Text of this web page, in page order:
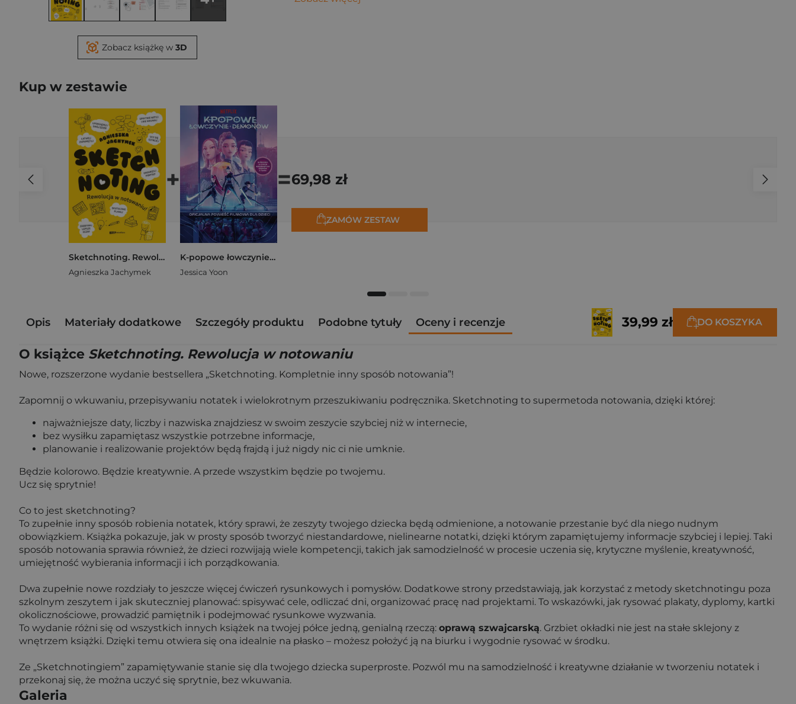
Zobacz książkę w 3D
Kup w zestawie
Sketchnoting. Rewolucja w notowaniu
Agnieszka Jachymek
+
K-popowe łowczynie demonów. Oficjalna powieść filmowa dla dzieci
Jessica Yoon
=69,98 zł
ZAMÓW ZESTAW
Opis Materiały dodatkowe Szczegóły produktu Podobne tytuły Oceny i recenzje 39,99 zł DO KOSZYKA
O książce Sketchnoting. Rewolucja w notowaniu
Nowe, rozszerzone wydanie bestsellera „Sketchnoting. Kompletnie inny sposób notowania”!
Zapomnij o wkuwaniu, przepisywaniu notatek i wielokrotnym przeszukiwaniu podręcznika. Sketchnoting to supermetoda notowania, dzięki której:
najważniejsze daty, liczby i nazwiska znajdziesz w swoim zeszycie szybciej niż w internecie,
bez wysiłku zapamiętasz wszystkie potrzebne informacje,
planowanie i realizowanie projektów będą frajdą i już nigdy nic ci nie umknie.
Będzie kolorowo. Będzie kreatywnie. A przede wszystkim będzie po twojemu.
Ucz się sprytnie!
Co to jest sketchnoting?
To zupełnie inny sposób robienia notatek, który sprawi, że zeszyty twojego dziecka będą odmienione, a notowanie przestanie być dla niego nudnym
obowiązkiem. Książka pokazuje, jak w prosty sposób tworzyć niestandardowe, nielinearne notatki, dzięki którym zapamiętujemy informacje szybciej i lepiej. Taki
sposób notowania sprawia również, że dzieci rozwijają wiele kompetencji, takich jak samodzielność w procesie uczenia się, krytyczne myślenie, kreatywność,
umiejętność wybierania informacji i ich porządkowania.
Dwa zupełnie nowe rozdziały to jeszcze więcej ćwiczeń rysunkowych i pomysłów. Dodatkowe strony przedstawiają, jak korzystać z metody sketchnotingu poza
szkolnym zeszytem i jak skuteczniej planować: spisywać cele, odliczać dni, organizować pracę nad projektami. To wskazówki, jak rysować plakaty, dyplomy, kartki
okolicznościowe, prowadzić pamiętnik i podejmować rysunkowe wyzwania.
To wydanie różni się od wszystkich innych książek na twojej półce jedną, genialną rzeczą: oprawą szwajcarską. Grzbiet okładki nie jest na stałe sklejony z
wnętrzem książki. Dzięki temu otwiera się ona idealnie na płasko – możesz położyć ją na biurku i wygodnie rysować w środku.
Ze „Sketchnotingiem” zapamiętywanie stanie się dla twojego dziecka superproste. Pozwól mu na samodzielność i kreatywne działanie w tworzeniu notatek i
przekonaj się, że można uczyć się sprytnie, bez wkuwania.
Galeria